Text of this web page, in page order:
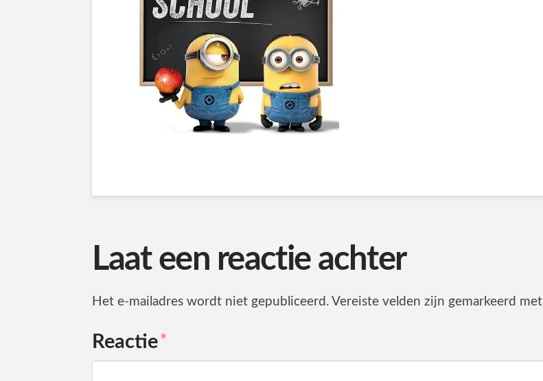
Laat een reactie achter
Het e-mailadres wordt niet gepubliceerd. Vereiste velden zijn gemarkeerd met
Reactie*